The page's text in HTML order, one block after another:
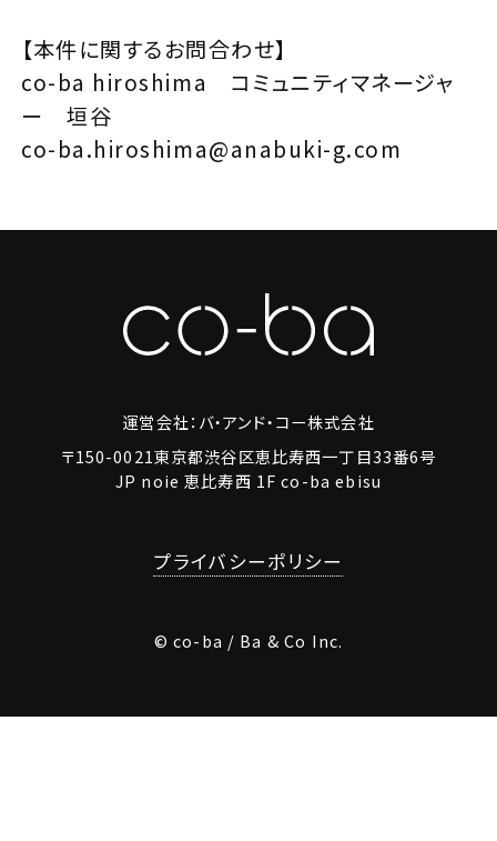
【本件に関するお問合わせ】
co-ba hiroshima コミュニティマネージャ
ー 垣谷
co-ba.hiroshima@anabuki-g.com
運営会社：バ・アンド・コー株式会社
〒150-0021東京都渋谷区恵比寿西一丁目33番6号
JP noie 恵比寿西 1F co-ba ebisu
プライバシーポリシー
© co-ba / Ba & Co Inc.